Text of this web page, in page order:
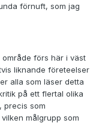
förnuft, som jag
förs här i väst
liknande företeelser
alla som läser detta
på ett flertal olika
precis som
målgrupp som